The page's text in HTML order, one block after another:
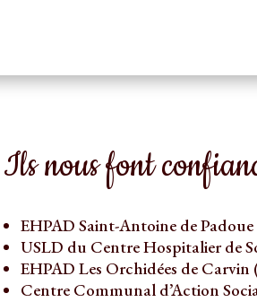
Ils nous font
EHPAD Saint-Antoine de Padoue
USLD du Centre Hospitalier de
EHPAD Les Orchidées de Carvin
Centre Communal d’Action